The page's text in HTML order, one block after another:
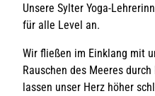
Unsere Sylter Yoga-
für alle Level an.
Wir fließen im Einklang mit
Rauschen des Meeres
lassen unser Herz höher